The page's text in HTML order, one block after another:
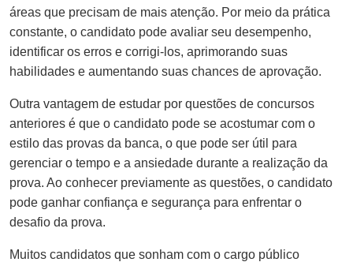
áreas que precisam de mais atenção. Por meio da prática
constante, o candidato pode avaliar seu desempenho,
identificar os erros e corrigi-los, aprimorando suas
habilidades e aumentando suas chances de aprovação.
Outra vantagem de estudar por questões de concursos
anteriores é que o candidato pode se acostumar com o
estilo das provas da banca, o que pode ser útil para
gerenciar o tempo e a ansiedade durante a realização da
prova. Ao conhecer previamente as questões, o candidato
pode ganhar confiança e segurança para enfrentar o
desafio da prova.
Muitos candidatos que sonham com o cargo público